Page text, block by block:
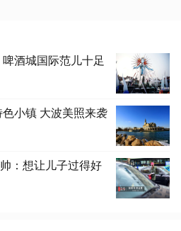
酒城国际范儿十足
小镇 大波美照来袭
：想让儿子过得好